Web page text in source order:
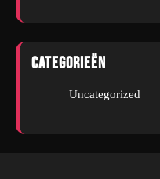
Categorieën
Uncategorized